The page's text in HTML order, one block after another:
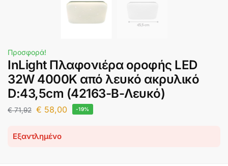
Προσφορά!
InLight Πλαφονιέρα οροφής LED
32W 4000K από λευκό ακρυλικό
D:43,5cm (42163-B-Λευκό)
€71,92 € 58,00 -19%
Εξαντλημένο